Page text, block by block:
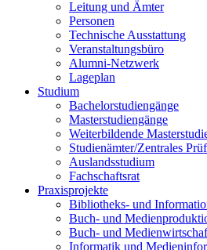
Leitung und Ämter
Personen
Technische Ausstattung
Veranstaltungsbüro
Alumni-Netzwerk
Lageplan
Studium
Bachelorstudiengänge
Masterstudiengänge
Weiterbildende
Studienämter/Zentrales
Auslandsstudium
Fachschaftsrat
Praxisprojekte
Bibliotheks- und
Buch- und
Buch- und
Informatik und